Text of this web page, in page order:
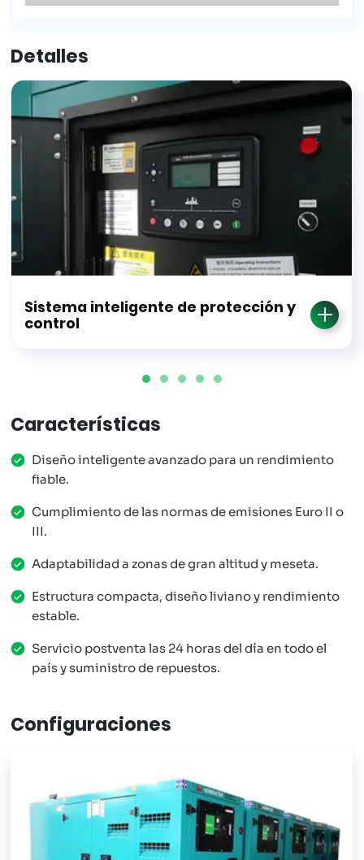
Detalles
Sistema inteligente de protección y
control
Características
Diseño inteligente avanzado para un rendimiento
fiable.
Cumplimiento de las normas de emisiones Euro II o
III.
Adaptabilidad a zonas de gran altitud y meseta.
Estructura compacta, diseño liviano y rendimiento
estable.
Servicio postventa las 24 horas del día en todo el
país y suministro de repuestos.
Configuraciones